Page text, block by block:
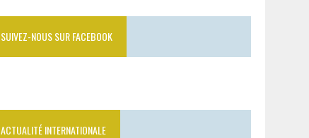
SUIVEZ-NOUS SUR FACEBOOK
ACTUALITÉ INTERNATIONALE